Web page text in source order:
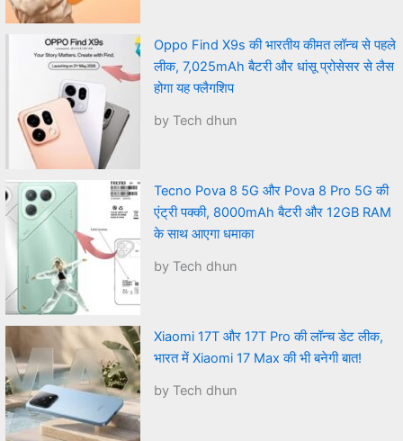
Oppo Find X9s की भारतीय कीमत लॉन्च से पहले
लीक, 7,025mAh बैटरी और धांसू प्रोसेसर से लैस
होगा यह फ्लैगशिप
by Tech dhun
Tecno Pova 8 5G और Pova 8 Pro 5G की
एंट्री पक्की, 8000mAh बैटरी और 12GB RAM
के साथ आएगा धमाका
by Tech dhun
Xiaomi 17T और 17T Pro की लॉन्च डेट लीक,
भारत में Xiaomi 17 Max की भी बनेगी बात!
by Tech dhun